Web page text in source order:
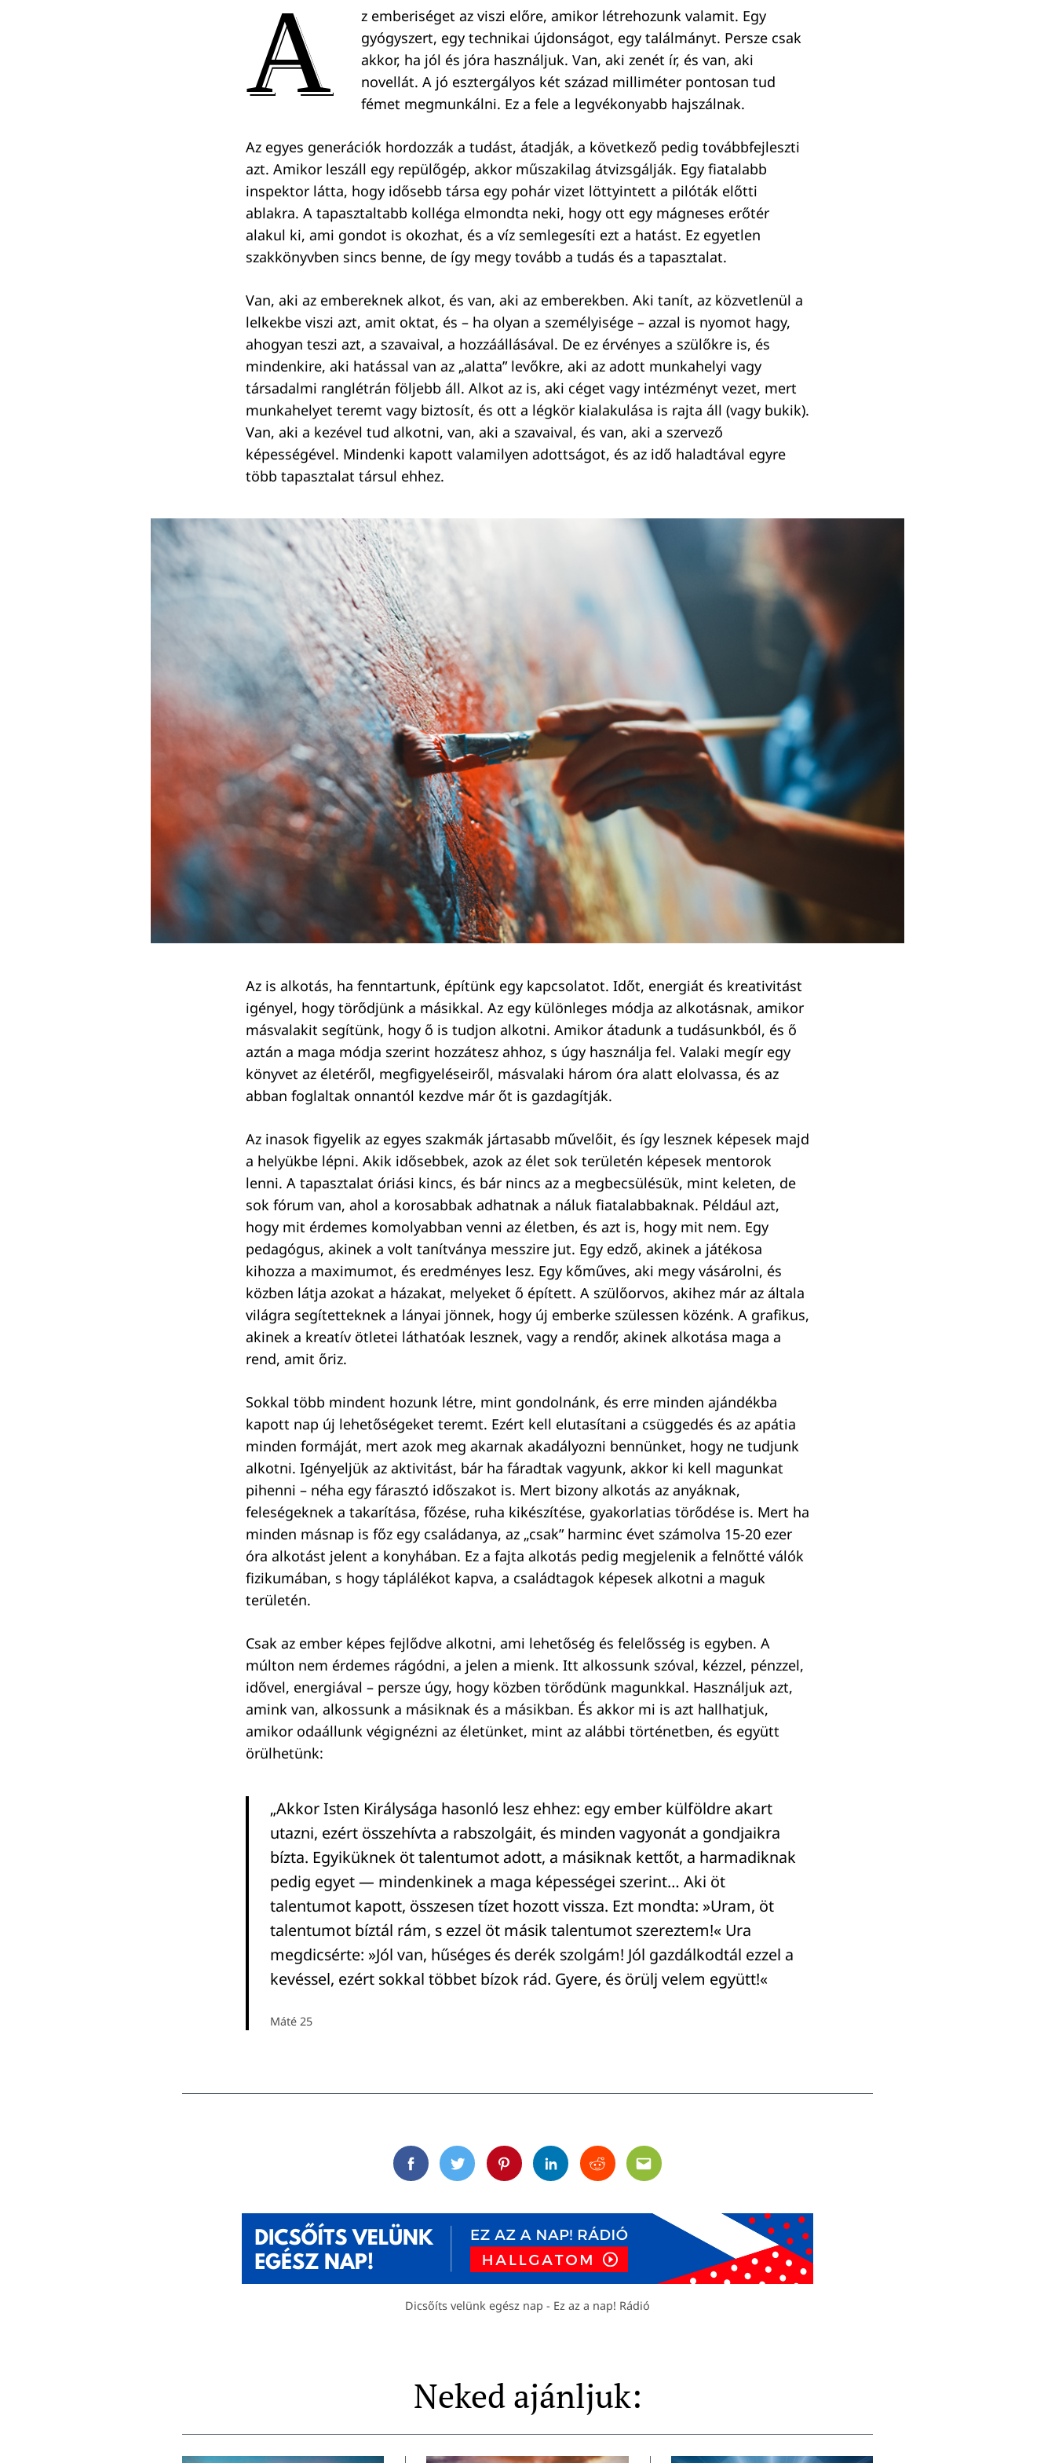
A
z emberiséget az viszi előre, amikor létrehozunk valamit. Egy
gyógyszert, egy technikai újdonságot, egy találmányt. Persze csak
akkor, ha jól és jóra használjuk. Van, aki zenét ír, és van, aki
novellát. A jó esztergályos két század milliméter pontosan tud
fémet megmunkálni. Ez a fele a legvékonyabb hajszálnak.
Az egyes generációk hordozzák a tudást, átadják, a következő pedig továbbfejleszti
azt. Amikor leszáll egy repülőgép, akkor műszakilag átvizsgálják. Egy fiatalabb
inspektor látta, hogy idősebb társa egy pohár vizet löttyintett a pilóták előtti
ablakra. A tapasztaltabb kolléga elmondta neki, hogy ott egy mágneses erőtér
alakul ki, ami gondot is okozhat, és a víz semlegesíti ezt a hatást. Ez egyetlen
szakkönyvben sincs benne, de így megy tovább a tudás és a tapasztalat.
Van, aki az embereknek alkot, és van, aki az emberekben. Aki tanít, az közvetlenül a
lelkekbe viszi azt, amit oktat, és – ha olyan a személyisége – azzal is nyomot hagy,
ahogyan teszi azt, a szavaival, a hozzáállásával. De ez érvényes a szülőkre is, és
mindenkire, aki hatással van az „alatta” levőkre, aki az adott munkahelyi vagy
társadalmi ranglétrán följebb áll. Alkot az is, aki céget vagy intézményt vezet, mert
munkahelyet teremt vagy biztosít, és ott a légkör kialakulása is rajta áll (vagy bukik).
Van, aki a kezével tud alkotni, van, aki a szavaival, és van, aki a szervező
képességével. Mindenki kapott valamilyen adottságot, és az idő haladtával egyre
több tapasztalat társul ehhez.
Az is alkotás, ha fenntartunk, építünk egy kapcsolatot. Időt, energiát és kreativitást
igényel, hogy törődjünk a másikkal. Az egy különleges módja az alkotásnak, amikor
másvalakit segítünk, hogy ő is tudjon alkotni. Amikor átadunk a tudásunkból, és ő
aztán a maga módja szerint hozzátesz ahhoz, s úgy használja fel. Valaki megír egy
könyvet az életéről, megfigyeléseiről, másvalaki három óra alatt elolvassa, és az
abban foglaltak onnantól kezdve már őt is gazdagítják.
Az inasok figyelik az egyes szakmák jártasabb művelőit, és így lesznek képesek majd
a helyükbe lépni. Akik idősebbek, azok az élet sok területén képesek mentorok
lenni. A tapasztalat óriási kincs, és bár nincs az a megbecsülésük, mint keleten, de
sok fórum van, ahol a korosabbak adhatnak a náluk fiatalabbaknak. Például azt,
hogy mit érdemes komolyabban venni az életben, és azt is, hogy mit nem. Egy
pedagógus, akinek a volt tanítványa messzire jut. Egy edző, akinek a játékosa
kihozza a maximumot, és eredményes lesz. Egy kőműves, aki megy vásárolni, és
közben látja azokat a házakat, melyeket ő épített. A szülőorvos, akihez már az általa
világra segítetteknek a lányai jönnek, hogy új emberke szülessen közénk. A grafikus,
akinek a kreatív ötletei láthatóak lesznek, vagy a rendőr, akinek alkotása maga a
rend, amit őriz.
Sokkal több mindent hozunk létre, mint gondolnánk, és erre minden ajándékba
kapott nap új lehetőségeket teremt. Ezért kell elutasítani a csüggedés és az apátia
minden formáját, mert azok meg akarnak akadályozni bennünket, hogy ne tudjunk
alkotni. Igényeljük az aktivitást, bár ha fáradtak vagyunk, akkor ki kell magunkat
pihenni – néha egy fárasztó időszakot is. Mert bizony alkotás az anyáknak,
feleségeknek a takarítása, főzése, ruha kikészítése, gyakorlatias törődése is. Mert ha
minden másnap is főz egy családanya, az „csak” harminc évet számolva 15-20 ezer
óra alkotást jelent a konyhában. Ez a fajta alkotás pedig megjelenik a felnőtté válók
fizikumában, s hogy táplálékot kapva, a családtagok képesek alkotni a maguk
területén.
Csak az ember képes fejlődve alkotni, ami lehetőség és felelősség is egyben. A
múlton nem érdemes rágódni, a jelen a mienk. Itt alkossunk szóval, kézzel, pénzzel,
idővel, energiával – persze úgy, hogy közben törődünk magunkkal. Használjuk azt,
amink van, alkossunk a másiknak és a másikban. És akkor mi is azt hallhatjuk,
amikor odaállunk végignézni az életünket, mint az alábbi történetben, és együtt
örülhetünk:
„Akkor Isten Királysága hasonló lesz ehhez: egy ember külföldre akart
utazni, ezért összehívta a rabszolgáit, és minden vagyonát a gondjaikra
bízta. Egyiküknek öt talentumot adott, a másiknak kettőt, a harmadiknak
pedig egyet — mindenkinek a maga képességei szerint… Aki öt
talentumot kapott, összesen tízet hozott vissza. Ezt mondta: »Uram, öt
talentumot bíztál rám, s ezzel öt másik talentumot szereztem!« Ura
megdicsérte: »Jól van, hűséges és derék szolgám! Jól gazdálkodtál ezzel a
kevéssel, ezért sokkal többet bízok rád. Gyere, és örülj velem együtt!«
Máté 25
FacebookTwitterPinterestLinkedinRedditEmail
Dicsőíts velünk egész nap - Ez az a nap! Rádió
Neked ajánljuk: